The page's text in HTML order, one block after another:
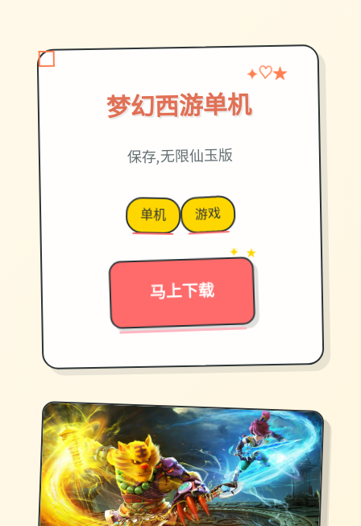
梦幻西游单机
✦♡★
保存,无限仙玉版
单机 游戏
马上下载
→
✦ ★